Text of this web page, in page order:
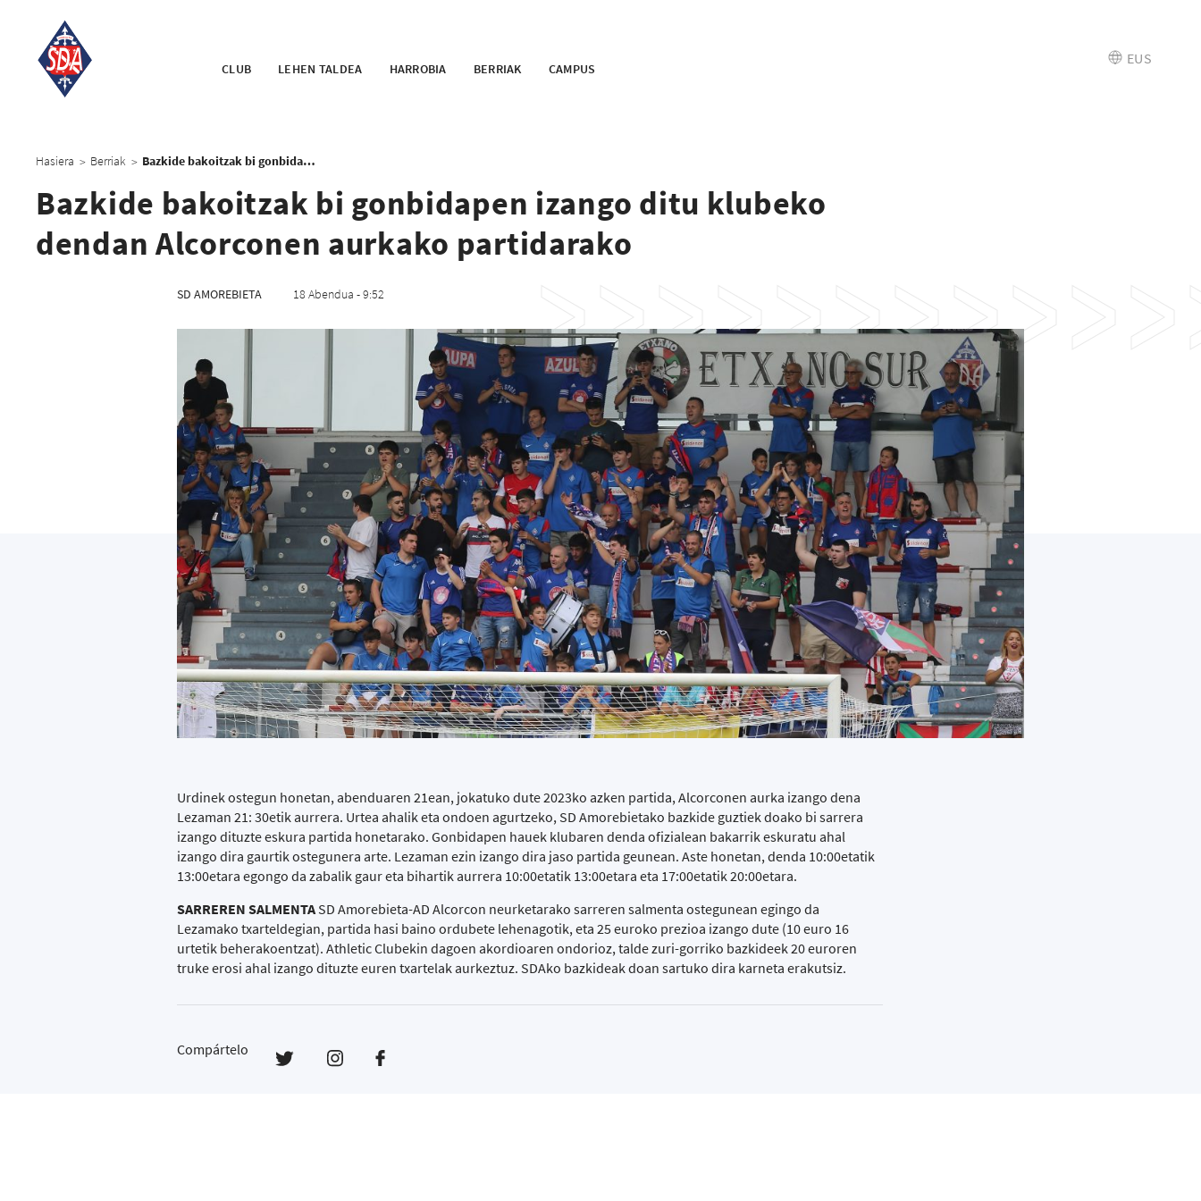
CLUB LEHEN TALDEA HARROBIA BERRIAK CAMPUS
EUS
Hasiera > Berriak > Bazkide bakoitzak bi gonbidapen izango ditu klubeko dendan Alcorconen aurkako partidarako
Bazkide bakoitzak bi gonbidapen izango ditu klubeko
dendan Alcorconen aurkako partidarako
SD AMOREBIETA 18 Abendua - 9:52
Urdinek ostegun honetan, abenduaren 21ean, jokatuko dute 2023ko azken partida, Alcorconen aurka izango dena
Lezaman 21: 30etik aurrera. Urtea ahalik eta ondoen agurtzeko, SD Amorebietako bazkide guztiek doako bi sarrera
izango dituzte eskura partida honetarako. Gonbidapen hauek klubaren denda ofizialean bakarrik eskuratu ahal
izango dira gaurtik ostegunera arte. Lezaman ezin izango dira jaso partida geunean. Aste honetan, denda 10:00etatik
13:00etara egongo da zabalik gaur eta bihartik aurrera 10:00etatik 13:00etara eta 17:00etatik 20:00etara.
SARREREN SALMENTA SD Amorebieta-AD Alcorcon neurketarako sarreren salmenta ostegunean egingo da
Lezamako txarteldegian, partida hasi baino ordubete lehenagotik, eta 25 euroko prezioa izango dute (10 euro 16
urtetik beherakoentzat). Athletic Clubekin dagoen akordioaren ondorioz, talde zuri-gorriko bazkideek 20 euroren
truke erosi ahal izango dituzte euren txartelak aurkeztuz. SDAko bazkideak doan sartuko dira karneta erakutsiz.
Compártelo